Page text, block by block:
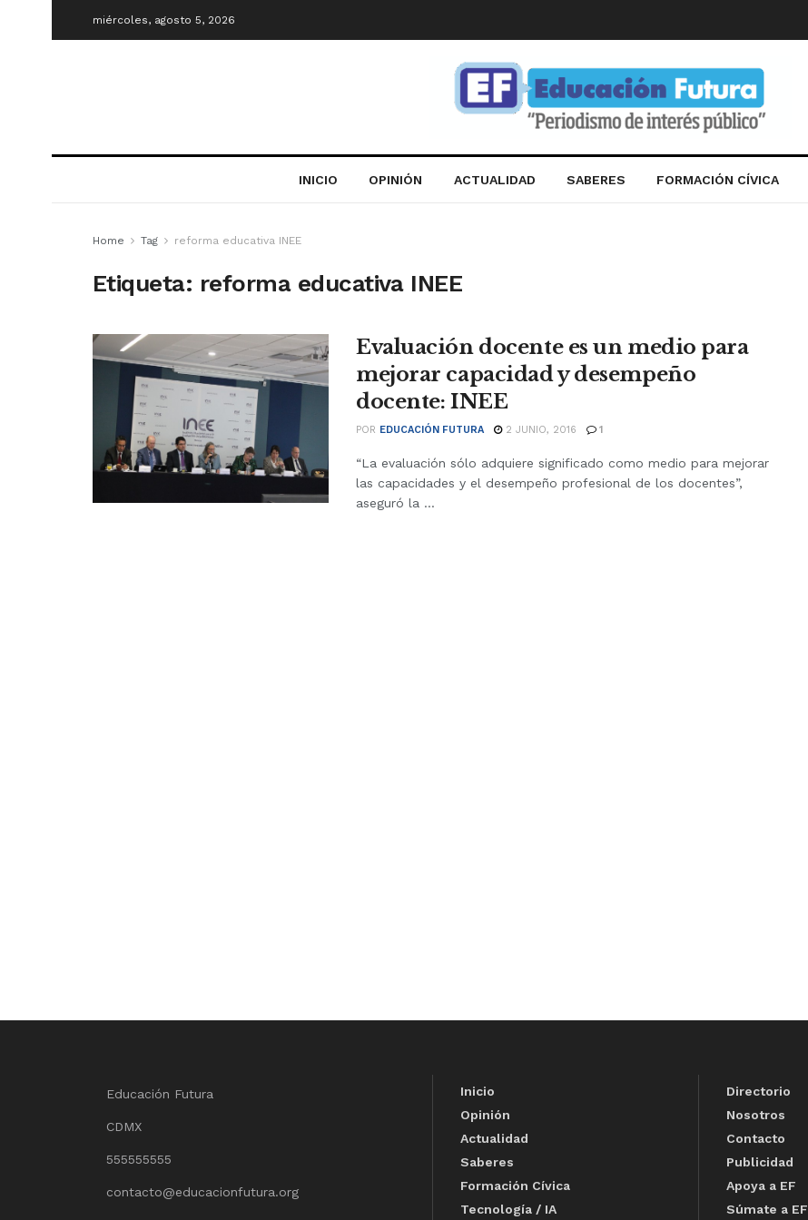
miércoles, agosto 5, 2026
INICIO OPINIÓN ACTUALIDAD SABERES FORMACIÓN CÍVICA
Home Tag reforma educativa INEE
Etiqueta: reforma educativa INEE
Evaluación docente es un medio para
mejorar capacidad y desempeño
docente: INEE
POR EDUCACIÓN FUTURA 2 JUNIO, 2016 1
“La evaluación sólo adquiere significado como medio para mejorar
las capacidades y el desempeño profesional de los docentes”,
aseguró la ...
Educación Futura
CDMX
555555555
contacto@educacionfutura.org
Inicio
Opinión
Actualidad
Saberes
Formación Cívica
Tecnología / IA
Directorio
Nosotros
Contacto
Publicidad
Apoya a EF
Súmate a EF